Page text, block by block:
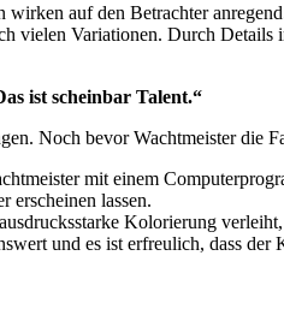
auf den Betrachter
vielen Variationen. Durch
ist scheinbar Talent.“
Noch bevor Wachtmeister die
mit einem
erscheinen lassen.
Kolorierung
und es ist erfreulich, dass